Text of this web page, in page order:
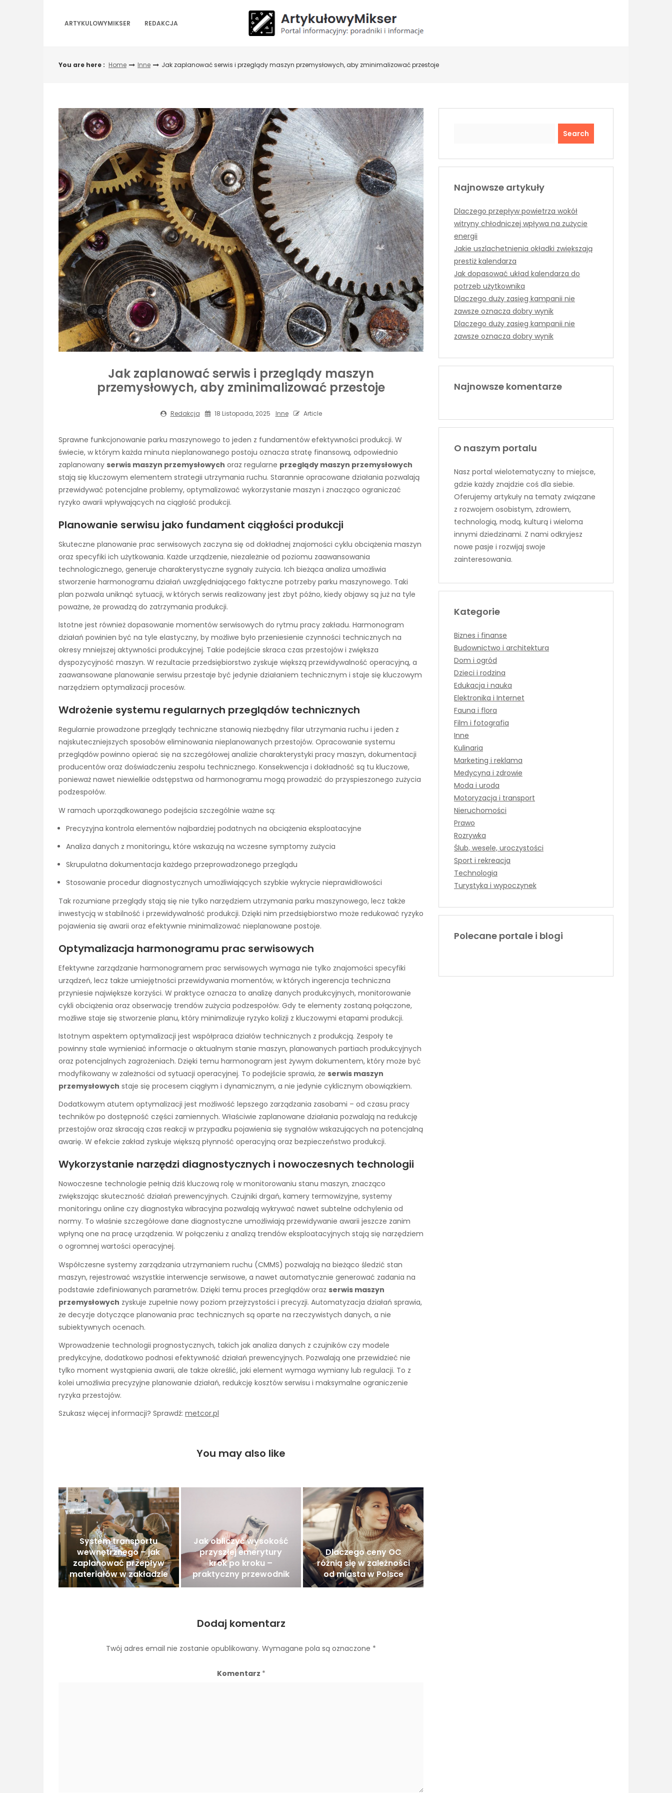
ARTYKULOWYMIKSER REDAKCJA
You are here : Home Inne Jak zaplanować serwis i przeglądy maszyn przemysłowych, aby zminimalizować przestoje
Jak zaplanować serwis i przeglądy maszyn
przemysłowych, aby zminimalizować przestoje
Redakcja 18 Listopada, 2025 Inne Article
Sprawne funkcjonowanie parku maszynowego to jeden z fundamentów efektywności produkcji. W
świecie, w którym każda minuta nieplanowanego postoju oznacza stratę finansową, odpowiednio
zaplanowany serwis maszyn przemysłowych oraz regularne przeglądy maszyn przemysłowych
stają się kluczowym elementem strategii utrzymania ruchu. Starannie opracowane działania pozwalają
przewidywać potencjalne problemy, optymalizować wykorzystanie maszyn i znacząco ograniczać
ryzyko awarii wpływających na ciągłość produkcji.
Planowanie serwisu jako fundament ciągłości produkcji
Skuteczne planowanie prac serwisowych zaczyna się od dokładnej znajomości cyklu obciążenia maszyn
oraz specyfiki ich użytkowania. Każde urządzenie, niezależnie od poziomu zaawansowania
technologicznego, generuje charakterystyczne sygnały zużycia. Ich bieżąca analiza umożliwia
stworzenie harmonogramu działań uwzględniającego faktyczne potrzeby parku maszynowego. Taki
plan pozwala uniknąć sytuacji, w których serwis realizowany jest zbyt późno, kiedy objawy są już na tyle
poważne, że prowadzą do zatrzymania produkcji.
Istotne jest również dopasowanie momentów serwisowych do rytmu pracy zakładu. Harmonogram
działań powinien być na tyle elastyczny, by możliwe było przeniesienie czynności technicznych na
okresy mniejszej aktywności produkcyjnej. Takie podejście skraca czas przestojów i zwiększa
dyspozycyjność maszyn. W rezultacie przedsiębiorstwo zyskuje większą przewidywalność operacyjną, a
zaawansowane planowanie serwisu przestaje być jedynie działaniem technicznym i staje się kluczowym
narzędziem optymalizacji procesów.
Wdrożenie systemu regularnych przeglądów technicznych
Regularnie prowadzone przeglądy techniczne stanowią niezbędny filar utrzymania ruchu i jeden z
najskuteczniejszych sposobów eliminowania nieplanowanych przestojów. Opracowanie systemu
przeglądów powinno opierać się na szczegółowej analizie charakterystyki pracy maszyn, dokumentacji
producentów oraz doświadczeniu zespołu technicznego. Konsekwencja i dokładność są tu kluczowe,
ponieważ nawet niewielkie odstępstwa od harmonogramu mogą prowadzić do przyspieszonego zużycia
podzespołów.
W ramach uporządkowanego podejścia szczególnie ważne są:
Precyzyjna kontrola elementów najbardziej podatnych na obciążenia eksploatacyjne
Analiza danych z monitoringu, które wskazują na wczesne symptomy zużycia
Skrupulatna dokumentacja każdego przeprowadzonego przeglądu
Stosowanie procedur diagnostycznych umożliwiających szybkie wykrycie nieprawidłowości
Tak rozumiane przeglądy stają się nie tylko narzędziem utrzymania parku maszynowego, lecz także
inwestycją w stabilność i przewidywalność produkcji. Dzięki nim przedsiębiorstwo może redukować ryzyko
pojawienia się awarii oraz efektywnie minimalizować nieplanowane postoje.
Optymalizacja harmonogramu prac serwisowych
Efektywne zarządzanie harmonogramem prac serwisowych wymaga nie tylko znajomości specyfiki
urządzeń, lecz także umiejętności przewidywania momentów, w których ingerencja techniczna
przyniesie największe korzyści. W praktyce oznacza to analizę danych produkcyjnych, monitorowanie
cykli obciążenia oraz obserwację trendów zużycia podzespołów. Gdy te elementy zostaną połączone,
możliwe staje się stworzenie planu, który minimalizuje ryzyko kolizji z kluczowymi etapami produkcji.
Istotnym aspektem optymalizacji jest współpraca działów technicznych z produkcją. Zespoły te
powinny stale wymieniać informacje o aktualnym stanie maszyn, planowanych partiach produkcyjnych
oraz potencjalnych zagrożeniach. Dzięki temu harmonogram jest żywym dokumentem, który może być
modyfikowany w zależności od sytuacji operacyjnej. To podejście sprawia, że serwis maszyn
przemysłowych staje się procesem ciągłym i dynamicznym, a nie jedynie cyklicznym obowiązkiem.
Dodatkowym atutem optymalizacji jest możliwość lepszego zarządzania zasobami – od czasu pracy
techników po dostępność części zamiennych. Właściwie zaplanowane działania pozwalają na redukcję
przestojów oraz skracają czas reakcji w przypadku pojawienia się sygnałów wskazujących na potencjalną
awarię. W efekcie zakład zyskuje większą płynność operacyjną oraz bezpieczeństwo produkcji.
Wykorzystanie narzędzi diagnostycznych i nowoczesnych technologii
Nowoczesne technologie pełnią dziś kluczową rolę w monitorowaniu stanu maszyn, znacząco
zwiększając skuteczność działań prewencyjnych. Czujniki drgań, kamery termowizyjne, systemy
monitoringu online czy diagnostyka wibracyjna pozwalają wykrywać nawet subtelne odchylenia od
normy. To właśnie szczegółowe dane diagnostyczne umożliwiają przewidywanie awarii jeszcze zanim
wpłyną one na pracę urządzenia. W połączeniu z analizą trendów eksploatacyjnych stają się narzędziem
o ogromnej wartości operacyjnej.
Współczesne systemy zarządzania utrzymaniem ruchu (CMMS) pozwalają na bieżąco śledzić stan
maszyn, rejestrować wszystkie interwencje serwisowe, a nawet automatycznie generować zadania na
podstawie zdefiniowanych parametrów. Dzięki temu proces przeglądów oraz serwis maszyn
przemysłowych zyskuje zupełnie nowy poziom przejrzystości i precyzji. Automatyzacja działań sprawia,
że decyzje dotyczące planowania prac technicznych są oparte na rzeczywistych danych, a nie
subiektywnych ocenach.
Wprowadzenie technologii prognostycznych, takich jak analiza danych z czujników czy modele
predykcyjne, dodatkowo podnosi efektywność działań prewencyjnych. Pozwalają one przewidzieć nie
tylko moment wystąpienia awarii, ale także określić, jaki element wymaga wymiany lub regulacji. To z
kolei umożliwia precyzyjne planowanie działań, redukcję kosztów serwisu i maksymalne ograniczenie
ryzyka przestojów.
Szukasz więcej informacji? Sprawdź: metcor.pl
You may also like
System transportu
wewnętrznego – jak
zaplanować przepływ
materiałów w zakładzie
Jak obliczyć wysokość
przyszłej emerytury
krok po kroku –
praktyczny przewodnik
Dlaczego ceny OC
różnią się w zależności
od miasta w Polsce
Dodaj komentarz
Twój adres email nie zostanie opublikowany. Wymagane pola są oznaczone *
Komentarz *
Najnowsze artykuły
Dlaczego przepływ powietrza wokół
witryny chłodniczej wpływa na zużycie
energii
Jakie uszlachetnienia okładki zwiększają
prestiż kalendarza
Jak dopasować układ kalendarza do
potrzeb użytkownika
Dlaczego duży zasięg kampanii nie
zawsze oznacza dobry wynik
Dlaczego duży zasięg kampanii nie
zawsze oznacza dobry wynik
Najnowsze komentarze
O naszym portalu
Nasz portal wielotematyczny to miejsce,
gdzie każdy znajdzie coś dla siebie.
Oferujemy artykuły na tematy związane
z rozwojem osobistym, zdrowiem,
technologią, modą, kulturą i wieloma
innymi dziedzinami. Z nami odkryjesz
nowe pasje i rozwijaj swoje
zainteresowania.
Kategorie
Biznes i finanse
Budownictwo i architektura
Dom i ogród
Dzieci i rodzina
Edukacja i nauka
Elektronika i Internet
Fauna i flora
Film i fotografia
Inne
Kulinaria
Marketing i reklama
Medycyna i zdrowie
Moda i uroda
Motoryzacja i transport
Nieruchomości
Prawo
Rozrywka
Ślub, wesele, uroczystości
Sport i rekreacja
Technologia
Turystyka i wypoczynek
Polecane portale i blogi